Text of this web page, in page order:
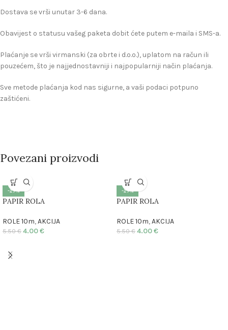
Dostava se vrši unutar 3-6 dana.
Obavijest o statusu vašeg paketa dobit ćete putem e-maila i SMS-a.
Plaćanje se vrši virmanski (za obrte i d.o.o.), uplatom na račun ili
pouzećem, što je najjednostavniji i najpopularniji način plaćanja.
Sve metode plaćanja kod nas sigurne, a vaši podaci potpuno
zaštićeni.
Povezani proizvodi
-27%
PAPIR ROLA
ROLE 10m,AKCIJA
5.50€ 4.00€
-27%
PAPIR ROLA
ROLE 10m,AKCIJA
5.50€ 4.00€